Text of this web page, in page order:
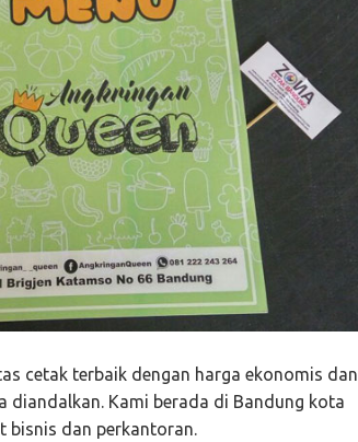
cetak terbaik dengan harga ekonomis dan
diandalkan. Kami berada di Bandung kota
bisnis dan perkantoran.